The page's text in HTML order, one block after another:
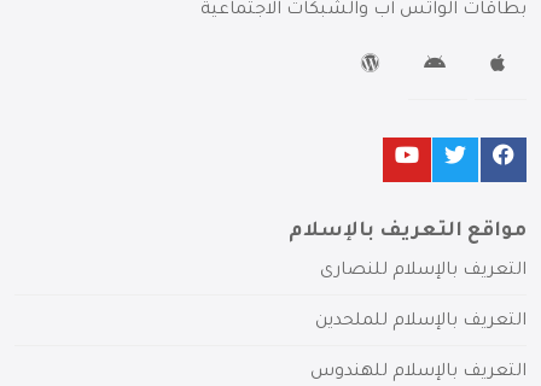
بطاقات الواتس آب والشبكات الاجتماعية
مواقع التعريف بالإسلام
التعريف بالإسلام للنصارى
التعريف بالإسلام للملحدين
التعريف بالإسلام للهندوس